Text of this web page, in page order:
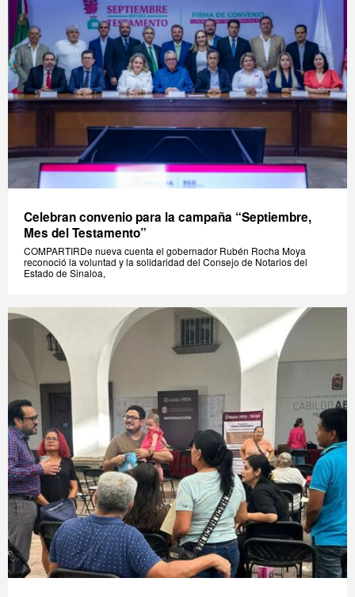
Celebran convenio para la campaña “Septiembre,
Mes del Testamento”
COMPARTIRDe nueva cuenta el gobernador Rubén Rocha Moya
reconoció la voluntad y la solidaridad del Consejo de Notarios del
Estado de Sinaloa,